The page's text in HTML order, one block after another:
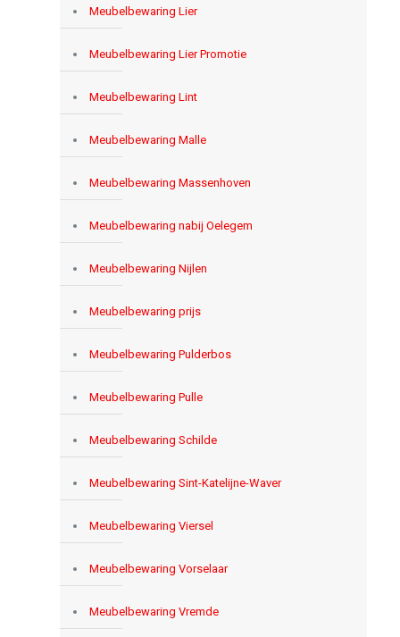
Meubelbewaring Lier
Meubelbewaring Lier Promotie
Meubelbewaring Lint
Meubelbewaring Malle
Meubelbewaring Massenhoven
Meubelbewaring nabij Oelegem
Meubelbewaring Nijlen
Meubelbewaring prijs
Meubelbewaring Pulderbos
Meubelbewaring Pulle
Meubelbewaring Schilde
Meubelbewaring Sint-Katelijne-Waver
Meubelbewaring Viersel
Meubelbewaring Vorselaar
Meubelbewaring Vremde